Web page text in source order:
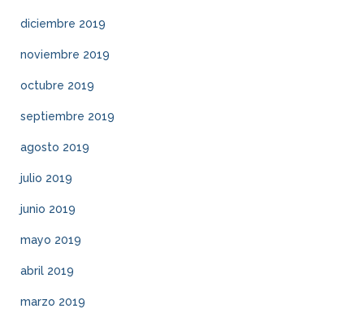
diciembre 2019
noviembre 2019
octubre 2019
septiembre 2019
agosto 2019
julio 2019
junio 2019
mayo 2019
abril 2019
marzo 2019